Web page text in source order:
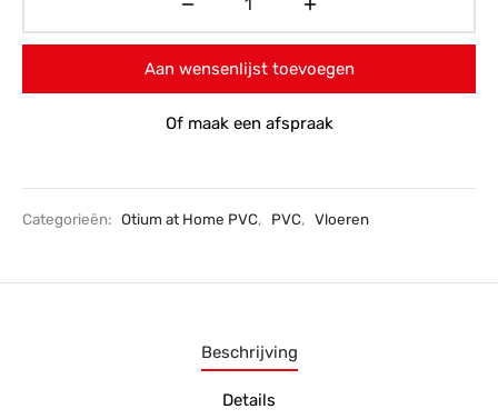
Aan wensenlijst toevoegen
Of maak een afspraak
Categorieën: Otium at Home PVC, PVC, Vloeren
Beschrijving
Details